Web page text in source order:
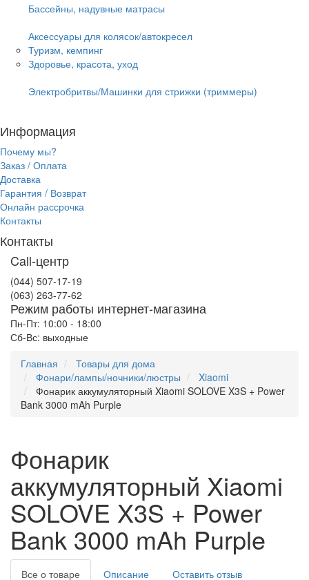
Бассейны, надувные матрасы
Аксессуары для колясок/автокресел
Туризм, кемпинг
Здоровье, красота, уход
Электробритвы/Машинки для стрижки (триммеры)
Информация
Почему мы?
Заказ / Оплата
Доставка
Гарантия / Возврат
Онлайн рассрочка
Контакты
Контакты
Call-центр
(044) 507-17-19
(063) 263-77-62
Режим работы интернет-магазина
Пн-Пт: 10:00 - 18:00
Сб-Вс: выходные
Главная
Товары для дома
Фонари/лампы/ночники/люстры
Xiaomi
Фонарик аккумуляторный Xiaomi SOLOVE X3S + Power
Bank 3000 mAh Purple
Фонарик
аккумуляторный Xiaomi
SOLOVE X3S + Power
Bank 3000 mAh Purple
Все о товаре Описание Оставить отзыв